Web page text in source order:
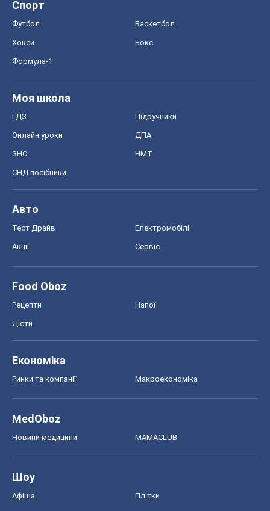
Спорт
Футбол Баскетбол
Хокей Бокс
Формула-1
Моя школа
ГДЗ Підручники
Онлайн уроки ДПА
ЗНО НМТ
СНД посібники
Авто
Тест Драйв Електромобілі
Акції Сервіс
Food Oboz
Рецепти Напої
Дієти
Економіка
Ринки та компанії Макроекономіка
MedOboz
Новини медицини MAMACLUB
Шоу
Афіша Плітки